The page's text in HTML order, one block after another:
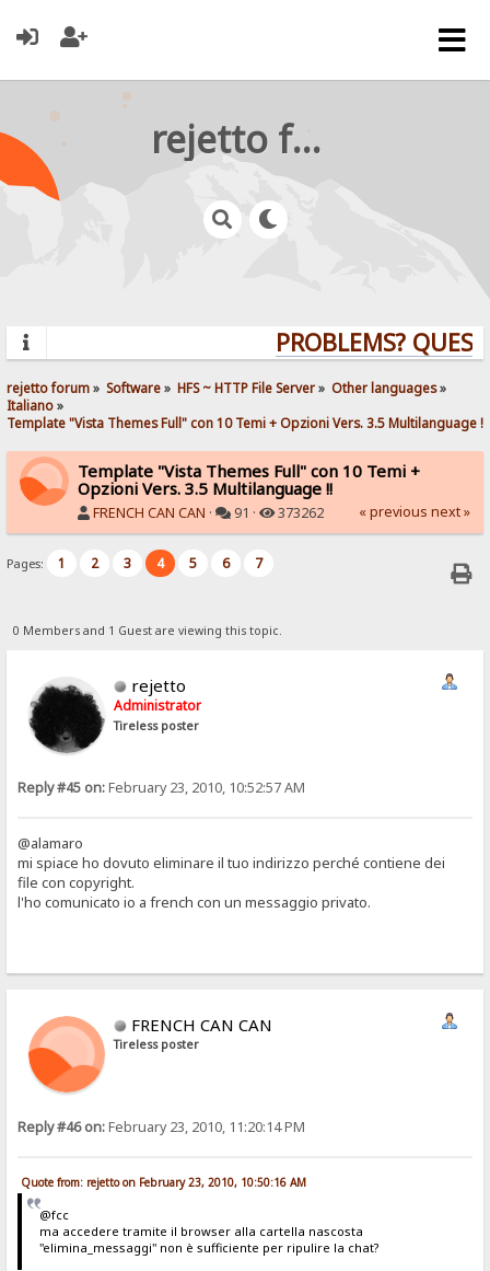
rejetto forum
PROBLEMS?
rejetto forum» Software» HFS ~ HTTP File Server» Other languages»
Italiano»
Template "Vista Themes Full" con 10 Temi + Opzioni Vers. 3.5 Multilanguage !!
Template "Vista Themes Full" con 10 Temi +
Opzioni Vers. 3.5 Multilanguage !!
FRENCH CAN CAN · 91 · 373262 « previous next »
Pages: 1 2 3 4 5 6 7
0 Members and 1 Guest are viewing this topic.
rejetto
Administrator
Tireless poster
Reply #45 on:February 23, 2010, 10:52:57 AM
@alamaro
mi spiace ho dovuto eliminare il tuo indirizzo perché contiene dei
file con copyright.
l'ho comunicato io a french con un messaggio privato.
FRENCH CAN CAN
Tireless poster
Reply #46 on:February 23, 2010, 11:20:14 PM
Quote from: rejetto on February 23, 2010, 10:50:16 AM
@fcc
ma accedere tramite il browser alla cartella nascosta
"elimina_messaggi" non è sufficiente per ripulire la chat?